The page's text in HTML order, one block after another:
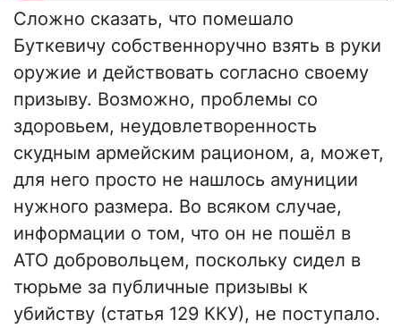
Сложно сказать, что помешало
Буткевичу собственноручно взять в руки
оружие и действовать согласно своему
призыву. Возможно, проблемы со
здоровьем, неудовлетворенность
скудным армейским рационом, а, может,
для него просто не нашлось амуниции
нужного размера. Во всяком случае,
информации о том, что он не пошёл в
АТО добровольцем, поскольку сидел в
тюрьме за публичные призывы к
убийству (статья 129 ККУ), не поступало.